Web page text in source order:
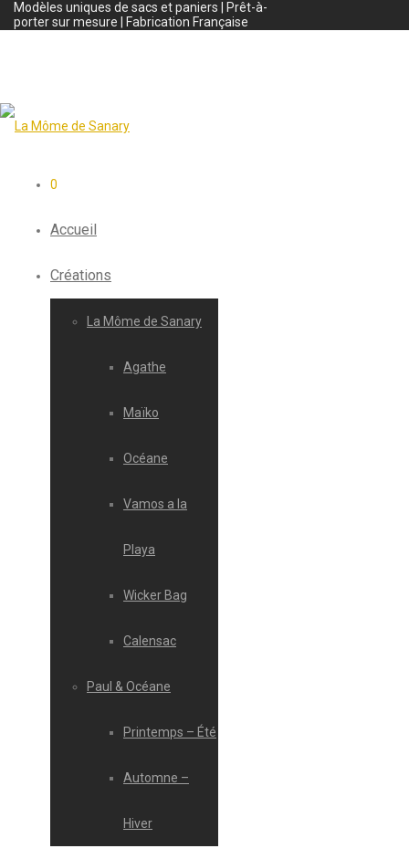
Modèles uniques de sacs et paniers | Prêt-à-
porter sur mesure | Fabrication Française
0
Accueil
Créations
La Môme de Sanary
Agathe
Maïko
Océane
Vamos a la
Playa
Wicker Bag
Calensac
Paul & Océane
Printemps – Été
Automne –
Hiver